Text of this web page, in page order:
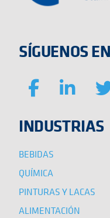
SÍGUENOS
INDUSTRIAS
BEBIDAS
QUÍMICA
PINTURAS Y LACAS
ALIMENTACIÓN